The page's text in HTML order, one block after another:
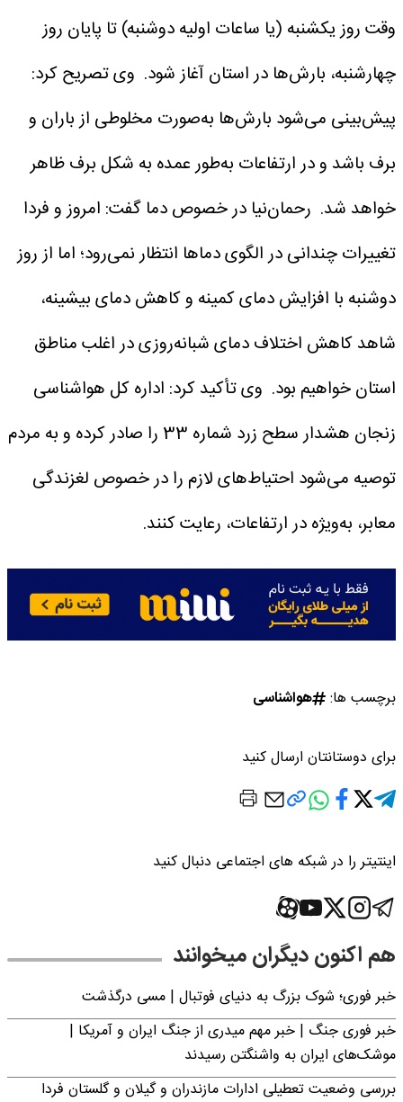
وقت روز یکشنبه (یا ساعات اولیه دوشنبه) تا پایان روز
چهارشنبه، بارش‌ها در استان آغاز شود. وی تصریح کرد:
پیش‌بینی می‌شود بارش‌ها به‌صورت مخلوطی از باران و
برف باشد و در ارتفاعات به‌طور عمده به شکل برف ظاهر
خواهد شد. رحمان‌نیا در خصوص دما گفت: امروز و فردا
تغییرات چندانی در الگوی دماها انتظار نمی‌رود؛ اما از روز
دوشنبه با افزایش دمای کمینه و کاهش دمای بیشینه،
شاهد کاهش اختلاف دمای شبانه‌روزی در اغلب مناطق
استان خواهیم بود. وی تأکید کرد: اداره کل هواشناسی
زنجان هشدار سطح زرد شماره 33 را صادر کرده و به مردم
توصیه می‌شود احتیاط‌های لازم را در خصوص لغزندگی
معابر، به‌ویژه در ارتفاعات، رعایت کنند.
برچسب ها: هواشناسی
برای دوستانتان ارسال کنید
اینتیتر را در شبکه های اجتماعی دنبال کنید
هم اکنون دیگران میخوانند
خبر فوری؛‌ شوک بزرگ به دنیای فوتبال | مسی درگذشت
خبر فوری جنگ | خبر مهم میدری از جنگ ایران و آمریکا |
موشک‌های ایران به واشنگتن رسیدند
بررسی وضعیت تعطیلی ادارات مازندران و گیلان و گلستان فردا